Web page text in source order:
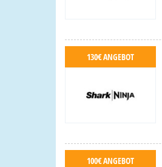
130€ ANGEBOT
100€ ANGEBOT